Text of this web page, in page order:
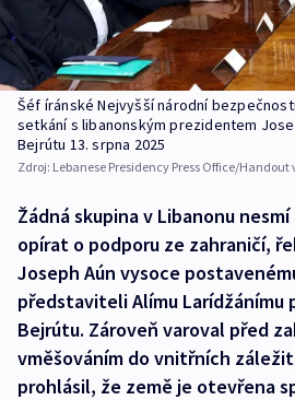
Šéf íránské Nejvyšší národní
setkání s libanonským prezidentem
Bejrútu 13. srpna 2025
Zdroj: Lebanese Presidency Press Office/Handout
Žádná skupina v Libanonu
opírat o podporu ze zahraničí,
Joseph Aún vysoce
představiteli Alímu Larídžánímu
Bejrútu. Zároveň varoval před
vměšováním do vnitřních
prohlásil, že země je otevřena